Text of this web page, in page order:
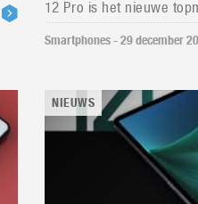
12 Pro is het nieuwe
Smartphones - 29 december
NIEUWS